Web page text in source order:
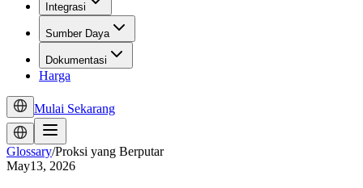
Integrasi
Sumber Daya
Dokumentasi
Harga
Mulai Sekarang
Glossary/Proksi yang Berputar
May13, 2026